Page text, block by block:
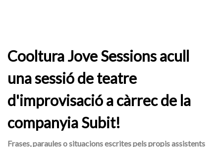
Cooltura Jove Sessions acull
una sessió de teatre
d'improvisació a càrrec de la
companyia Subit!
Frases, paraules o situacions escrites pels propis assistents